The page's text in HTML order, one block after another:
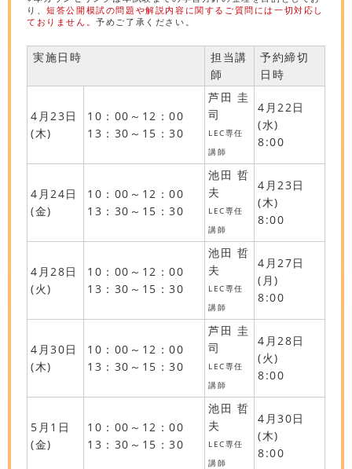
り、短答公開模試の問題や解説内容に関するご質問には一切対応し
ておりません。予めご了承ください。
実施日時
担当講
師
予約締切
日時
4月23日
(木)
10：00～12：00
13：30～15：30
芦田 圭
司
LEC専任
講師
4月22日
(水)
8:00
4月24日
(金)
10：00～12：00
13：30～15：30
池田 哲
夫
LEC専任
講師
4月23日
(木)
8:00
4月28日
(火)
10：00～12：00
13：30～15：30
池田 哲
夫
LEC専任
講師
4月27日
(月)
8:00
4月30日
(木)
10：00～12：00
13：30～15：30
芦田 圭
司
LEC専任
講師
4月28日
(火)
8:00
5月1日
(金)
10：00～12：00
13：30～15：30
池田 哲
夫
LEC専任
講師
4月30日
(木)
8:00